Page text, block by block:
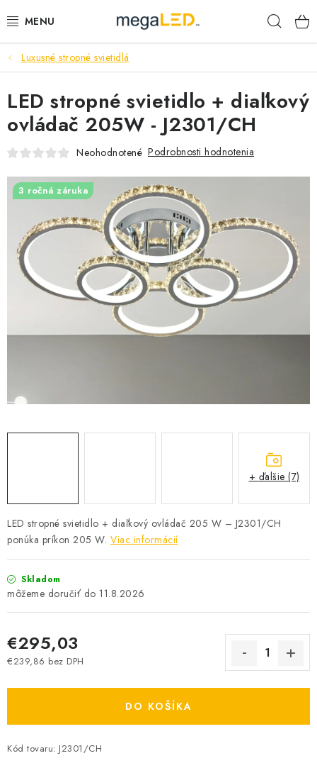
na
PRIEMYSEL
SVIETIDLÁ
ŽIAROVKY A TRUBICE
ELEKTROMATERIÁL
VENTILÁTORY
SAMSUNG SVIETIDLÁ
DOM A ZÁHRADA
OBCHODNÉ PODMIENKY
O NÁS - MEGALED & JANTON ZÁKAMENNÉ
Reklamácie a formulár na odstúpenie od zmluvy
O nás - MEGALED & JANTON Zákamenné
Zľavy pre profíkov
Hodnotenie obchodu Moja objednávka
Luxusné stropné svietidlá
LED stropné svietidlo + diaľkový ovládač 205 W – J2301/CH
ponúka príkon 205 W. Viac informácií
Skladom
11.8.2026
€295,03
€239,86 bez DPH
DO KOŠÍKA
Kód tovaru: J2301/CH
LED stropné svietidlo + diaľkový
ovládač 205W - J2301/CH
Neohodnotené Podrobnosti hodnotenia
3 ročná záruka
+ ďalšie (7)